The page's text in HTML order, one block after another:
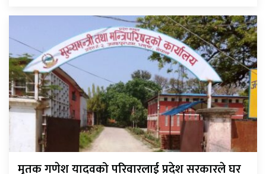
मृतक गणेश यादवको परिवारलाई प्रदेश सरकारले घर